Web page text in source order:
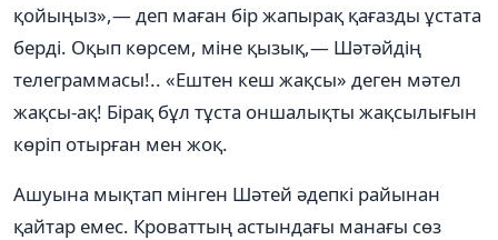
қойыңыз»,— деп маған бір жапырақ қағазды ұстата
берді. Оқып көрсем, міне қызық,— Шәтәйдің
телеграммасы!.. «Ештен кеш жақсы» деген мәтел
жақсы-ақ! Бірақ бұл тұста оншалықты жақсылығын
көріп отырған мен жоқ.
Ашуына мықтап мінген Шәтей әдепкі райынан
қайтар емес. Кроваттың астындағы манағы сөз